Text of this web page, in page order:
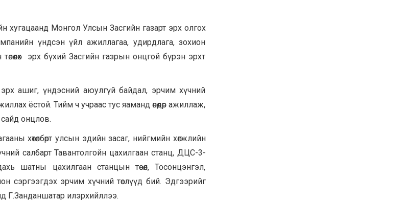
хугацаанд Монгол Улсын Засгийн газарт эрх олгох
үндсэн үйл ажиллагаа, удирдлага, зохион
эрх бүхий Засгийн газрын онцгой бүрэн эрхт
ашиг, үндэсний аюулгүй байдал, эрчим хүчний
ёстой. Тийм ч учраас тус яаманд өнөөдөр ажиллаж,
онцлов.
хөтөлбөрт улсын эдийн засаг, нийгмийн хөгжлийн
салбарт Тавантолгойн цахилгаан станц, ДЦС-3-
шатны цахилгаан станцын төсөл, Тосонцэнгэл,
сэргээгдэх эрчим хүчний төслүүд бий. Эдгээрийг
Г.Занданшатар илэрхийллээ.